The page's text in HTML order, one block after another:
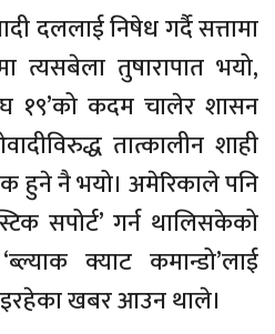
दललाई निषेध गर्दै सत्तामा
त्यसबेला तुषारापात भयो,
१९’को कदम चालेर शासन
तात्कालीन शाही
हुने नै भयो। अमेरिकाले पनि
सपोर्ट’ गर्न थालिसकेको
क्याट कमान्डो’लाई
खबर आउन थाले।